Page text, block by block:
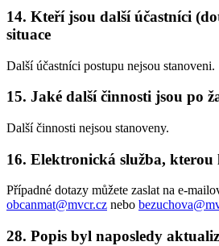
14. Kteří jsou další účastníci
situace
Další účastníci postupu nejsou stanoveni.
15. Jaké další činnosti jsou po
Další činnosti nejsou stanoveny.
16. Elektronická služba, kterou
Případné dotazy můžete zaslat na e-
obcanmat@mvcr.cz nebo
28. Popis byl naposledy